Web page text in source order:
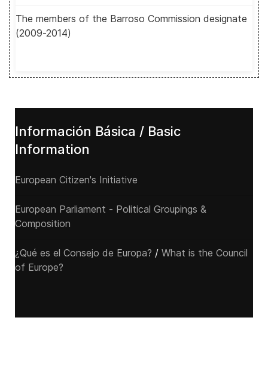
The members of the Barroso Commission designate
(2009-2014)
Información Básica / Basic
Information
European Citizen's Initiative
European Parliament - Political Groupings &
Composition
¿Qué es el Consejo de Europa? / What is the Council
of Europe?